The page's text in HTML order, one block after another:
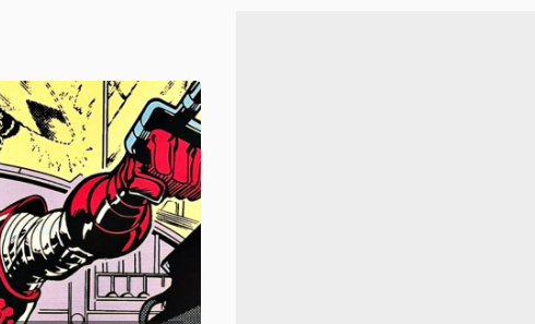
os Termos de Uso e Política de Privacidade do Canaltech.